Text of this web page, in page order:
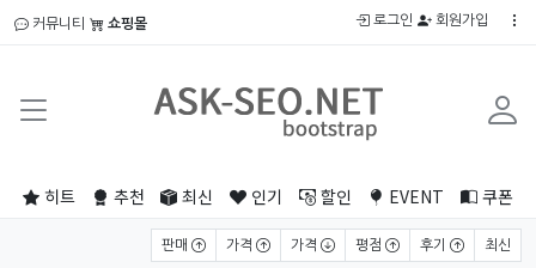
커뮤니티 쇼핑몰 로그인 회원가입
히트 추천 최신 인기 할인 EVENT 쿠폰
판매 가격 가격 평점 후기 최신